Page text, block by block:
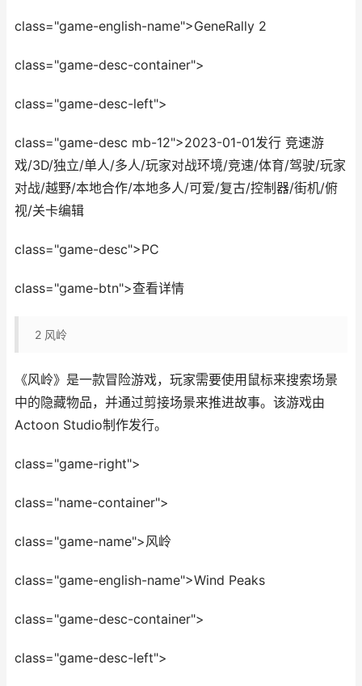
class="game-english-name">GeneRally 2
class="game-desc-container">
class="game-desc-left">
class="game-desc mb-12">2023-01-01发行 竞速游
戏/3D/独立/单人/多人/玩家对战环境/竞速/体育/驾驶/玩家
对战/越野/本地合作/本地多人/可爱/复古/控制器/街机/俯
视/关卡编辑
class="game-desc">PC
class="game-btn">查看详情
2 风岭
《风岭》是一款冒险游戏，玩家需要使用鼠标来搜索场景
中的隐藏物品，并通过剪接场景来推进故事。该游戏由
Actoon Studio制作发行。
class="game-right">
class="name-container">
class="game-name">风岭
class="game-english-name">Wind Peaks
class="game-desc-container">
class="game-desc-left">